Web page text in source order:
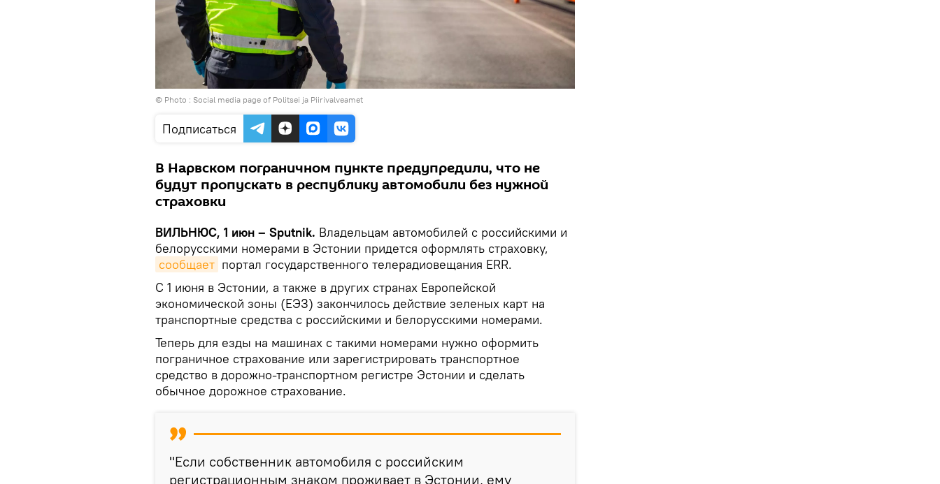
© Photo : Social media page of Politsei ja Piirivalveamet
Подписаться
В Нарвском пограничном пункте предупредили, что не
будут пропускать в республику автомобили без нужной
страховки
ВИЛЬНЮС, 1 июн – Sputnik. Владельцам автомобилей с российскими и
белорусскими номерами в Эстонии придется оформлять страховку,
сообщает портал государственного телерадиовещания ERR.
С 1 июня в Эстонии, а также в других странах Европейской
экономической зоны (ЕЭЗ) закончилось действие зеленых карт на
транспортные средства с российскими и белорусскими номерами.
Теперь для езды на машинах с такими номерами нужно оформить
пограничное страхование или зарегистрировать транспортное
средство в дорожно-транспортном регистре Эстонии и сделать
обычное дорожное страхование.
"Если собственник автомобиля с российским
регистрационным знаком проживает в Эстонии, ему